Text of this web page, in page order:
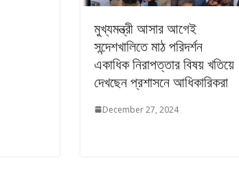
মুখ্যমন্ত্রী আসার আগেই
সন্দেশখালিতে মাঠ পরিদর্শন
একাধিক নিরাপত্তার বিষয় খতিয়ে
দেখছেন প্রশাসনে আধিকারিকরা
December 27, 2024